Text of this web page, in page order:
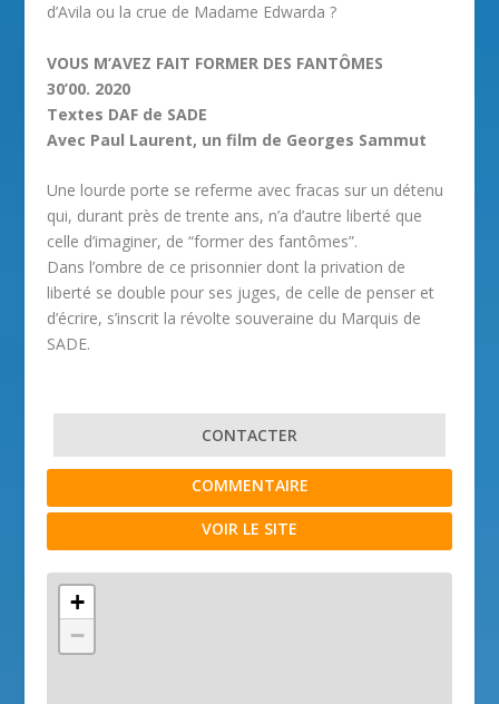
d’Avila ou la crue de Madame Edwarda ?
VOUS M’AVEZ FAIT FORMER DES FANTÔMES
30’00. 2020
Textes DAF de SADE
Avec Paul Laurent, un film de Georges Sammut
Une lourde porte se referme avec fracas sur un détenu
qui, durant près de trente ans, n’a d’autre liberté que
celle d’imaginer, de “former des fantômes”.
Dans l’ombre de ce prisonnier dont la privation de
liberté se double pour ses juges, de celle de penser et
d’écrire, s’inscrit la révolte souveraine du Marquis de
SADE.
CONTACTER
COMMENTAIRE
VOIR LE SITE
+
−